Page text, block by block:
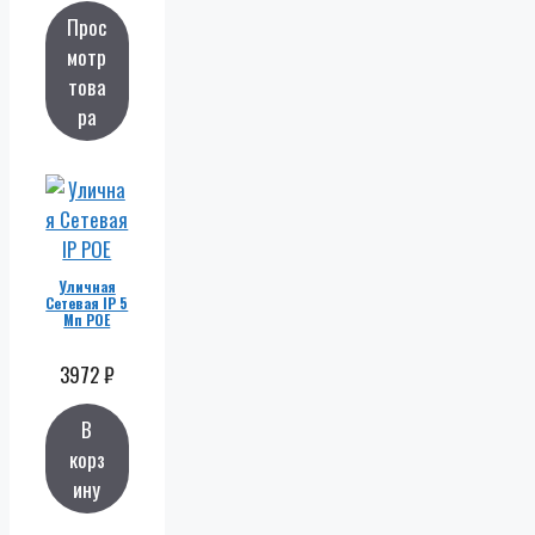
Прос
мотр
това
ра
Уличная
Сетевая IP 5
Мп POE
3972₽
В
корз
ину